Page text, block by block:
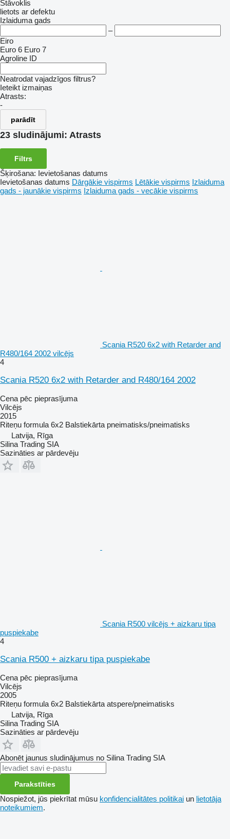
Stāvoklis
lietots ar defektu
Izlaiduma gads
–
Eiro
Euro 6 Euro 7
Agroline ID
Neatrodat vajadzīgos filtrus?
Ieteikt izmaiņas
Atrasts:
-
parādīt
23 sludinājumi: Atrasts
Filtrs
Šķirošana: Ievietošanas datums
Ievietošanas datums Dārgākie vispirms Lētākie vispirms Izlaiduma
gads - jaunākie vispirms Izlaiduma gads - vecākie vispirms
Scania R520 6x2 with Retarder and
R480/164 2002 vilcējs
4
Scania R520 6x2 with Retarder and R480/164 2002
Cena pēc pieprasījuma
Vilcējs
2015
Riteņu formula 6x2 Balstiekārta pneimatisks/pneimatisks
Latvija, Rīga
Silina Trading SIA
Sazināties ar pārdevēju
Scania R500 vilcējs + aizkaru tipa
puspiekabe
4
Scania R500 + aizkaru tipa puspiekabe
Cena pēc pieprasījuma
Vilcējs
2005
Riteņu formula 6x2 Balstiekārta atspere/pneimatisks
Latvija, Rīga
Silina Trading SIA
Sazināties ar pārdevēju
Abonēt jaunus sludinājumus no Silina Trading SIA
Parakstīties
Nospiežot, jūs piekrītat mūsu konfidencialitātes politikai un lietotāja
noteikumiem.